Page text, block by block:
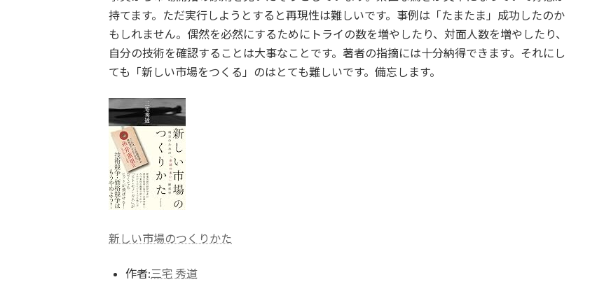
持てます。ただ実行しようとすると再現性は難しいです。事例は「たまたま」成功したのか
もしれません。偶然を必然にするためにトライの数を増やしたり、対面人数を増やしたり、
自分の技術を確認することは大事なことです。著者の指摘には十分納得できます。それにし
ても「新しい市場をつくる」のはとても難しいです。備忘します。
新しい市場のつくりかた
作者:三宅 秀道